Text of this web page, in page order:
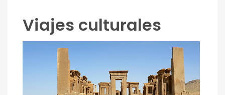
Viajes culturales